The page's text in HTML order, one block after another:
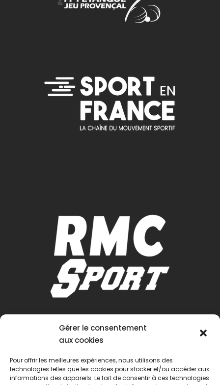
Gérer le consentement
aux cookies
Pour offrir les meilleures expériences, nous utilisons des
technologies telles que les cookies pour stocker et/ou accéder aux
informations des appareils. Le fait de consentir à ces technologies